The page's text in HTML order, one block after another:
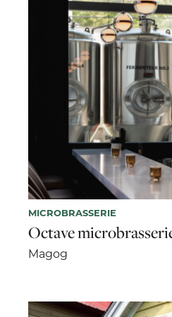
MICROBRASSERIE
Octave
Magog